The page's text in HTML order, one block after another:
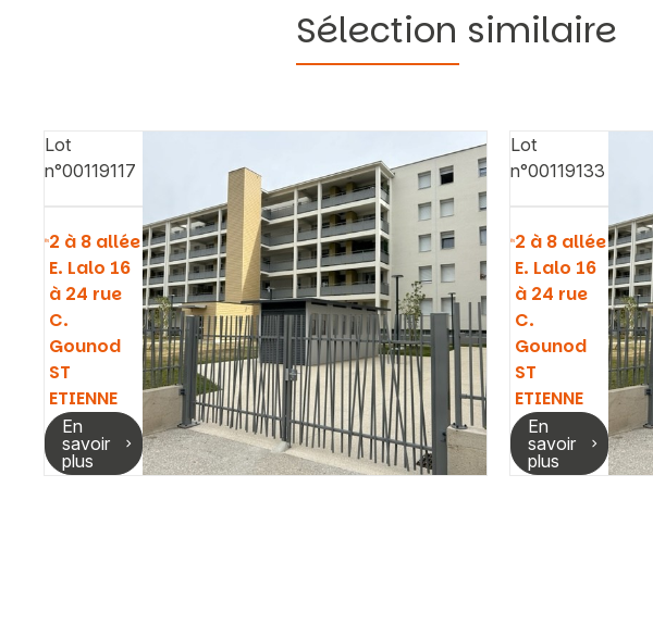
Sélection similaire
Lot
n°00119117
2 à 8 allée
E. Lalo 16
à 24 rue
C.
Gounod
ST
ETIENNE
En
savoir
plus
Lot
n°00119133
2 à 8 allée
E. Lalo 16
à 24 rue
C.
Gounod
ST
ETIENNE
En
savoir
plus